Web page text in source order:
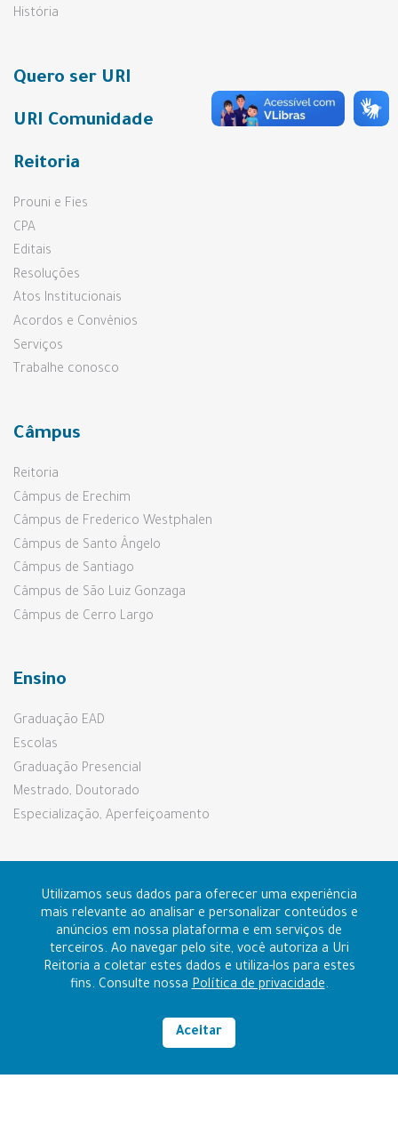
Utilizamos seus dados para oferecer uma experiência
mais relevante ao analisar e personalizar conteúdos e
anúncios em nossa plataforma e em serviços de
terceiros. Ao navegar pelo site, você autoriza a Uri
Reitoria a coletar estes dados e utiliza-los para estes
fins. Consulte nossaPolítica de privacidade.
Aceitar
História
Quero ser URI
URI Comunidade
Reitoria
Prouni e Fies
CPA
Editais
Resoluções
Atos Institucionais
Acordos e Convênios
Serviços
Trabalhe conosco
Câmpus
Reitoria
Câmpus de Erechim
Câmpus de Frederico Westphalen
Câmpus de Santo Ângelo
Câmpus de Santiago
Câmpus de São Luiz Gonzaga
Câmpus de Cerro Largo
Ensino
Graduação EAD
Escolas
Graduação Presencial
Mestrado, Doutorado
Especialização, Aperfeiçoamento
Prouni e Fies
Contato